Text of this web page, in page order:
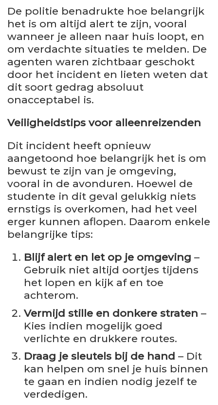
De politie benadrukte hoe belangrijk
het is om altijd alert te zijn, vooral
wanneer je alleen naar huis loopt, en
om verdachte situaties te melden. De
agenten waren zichtbaar geschokt
door het incident en lieten weten dat
dit soort gedrag absoluut
onacceptabel is.
Veiligheidstips voor alleenreizenden
Dit incident heeft opnieuw
aangetoond hoe belangrijk het is om
bewust te zijn van je omgeving,
vooral in de avonduren. Hoewel de
studente in dit geval gelukkig niets
ernstigs is overkomen, had het veel
erger kunnen aflopen. Daarom enkele
belangrijke tips:
Blijf alert en let op je omgeving –
Gebruik niet altijd oortjes tijdens
het lopen en kijk af en toe
achterom.
Vermijd stille en donkere straten –
Kies indien mogelijk goed
verlichte en drukkere routes.
Draag je sleutels bij de hand – Dit
kan helpen om snel je huis binnen
te gaan en indien nodig jezelf te
verdedigen.